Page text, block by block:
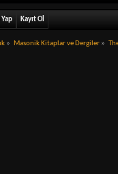
Kayıt Ol
» Masonik Kitaplar ve Dergiler»